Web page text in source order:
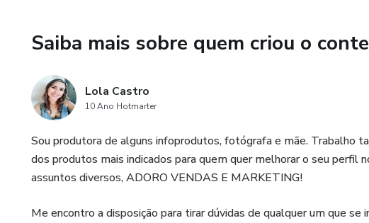
Saiba mais sobre quem criou o
Lola Castro
10 Ano Hotmarter
Sou produtora de alguns infoprodutos, fotógrafa e mãe. Trabalho
dos produtos mais indicados para quem quer melhorar o seu perfil
assuntos diversos, ADORO VENDAS E MARKETING!
Me encontro a disposição para tirar dúvidas de qualquer um que